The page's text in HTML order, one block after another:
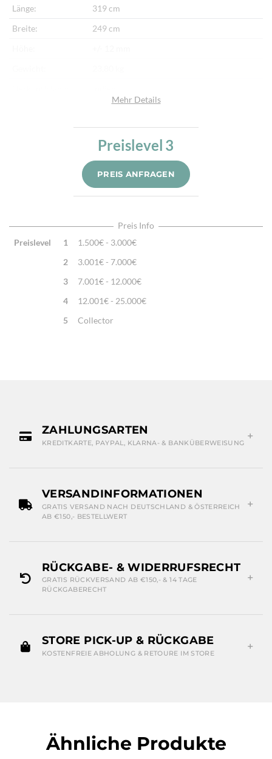
Länge:
319 cm
Breite:
249 cm
Baumwolle
Neu
40.000/m²
Handgeknüpft
Mehr Details
Preislevel 3
PREIS ANFRAGEN
Preis Info
Preislevel
1
1.500€ - 3.000€
2
3.001€ - 7.000€
3
7.001€ - 12.000€
4
12.001€ - 25.000€
5
Collector
ZAHLUNGSARTEN
KREDITKARTE, PAYPAL, KLARNA- & BANKÜBERWEISUNG
VERSANDINFORMATIONEN
GRATIS VERSAND NACH DEUTSCHLAND & ÖSTERREICH
AB €150,- BESTELLWERT
RÜCKGABE- & WIDERRUFSRECHT
GRATIS RÜCKVERSAND AB €150,- & 14 TAGE
RÜCKGABERECHT
STORE PICK-UP & RÜCKGABE
KOSTENFREIE ABHOLUNG & RETOURE IM STORE
Ähnliche Produkte